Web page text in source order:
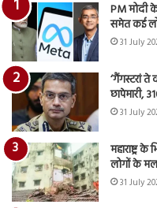
PM मोदी
समेत कई
31 July
‘गैंगस्टरां ते
छापेमारी,
31 July
महाराष्ट्र
लोगों के
31 July